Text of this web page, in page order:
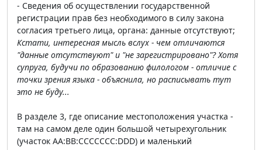
- Сведения об осуществлении государственной
регистрации прав без необходимого в силу закона
согласия третьего лица, органа: данные отсутствуют;
Кстати, интересная мысль вслух - чем отличаются
"данные отсутствуют" и "не зарегистрировано"? Хотя
супруга, будучи по образованию филологом - отличие с
точки зрения языка - объяснила, но расписывать тут
это не буду...
В разделе 3, где описание местоположения участка -
там на самом деле один большой четырехугольник
(участок AA:BB:CCCCCCC:DDD) и маленький